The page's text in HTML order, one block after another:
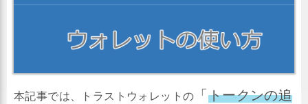
本記事では、トラストウォレットの 「 トークンの追